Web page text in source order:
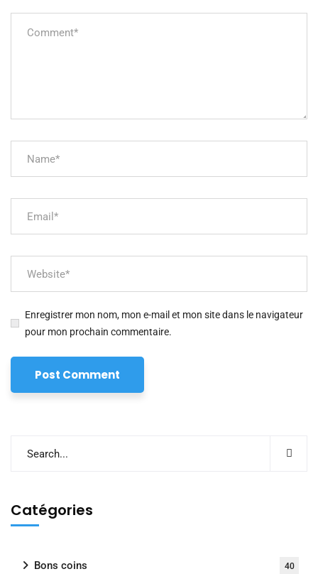
Enregistrer mon nom, mon e-mail et mon site dans le navigateur
pour mon prochain commentaire.
Catégories
Bons coins 40